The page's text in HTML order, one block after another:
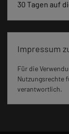
30 Tagen auf
Impressum
Für die
Nutzungsrechte
verantwortlich.